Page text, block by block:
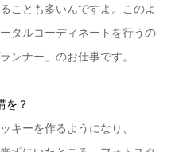
ことも多いんですよ。このよ
タルコーディネートを行うの
ンナー」のお仕事です。
を？
キーを作るようになり、